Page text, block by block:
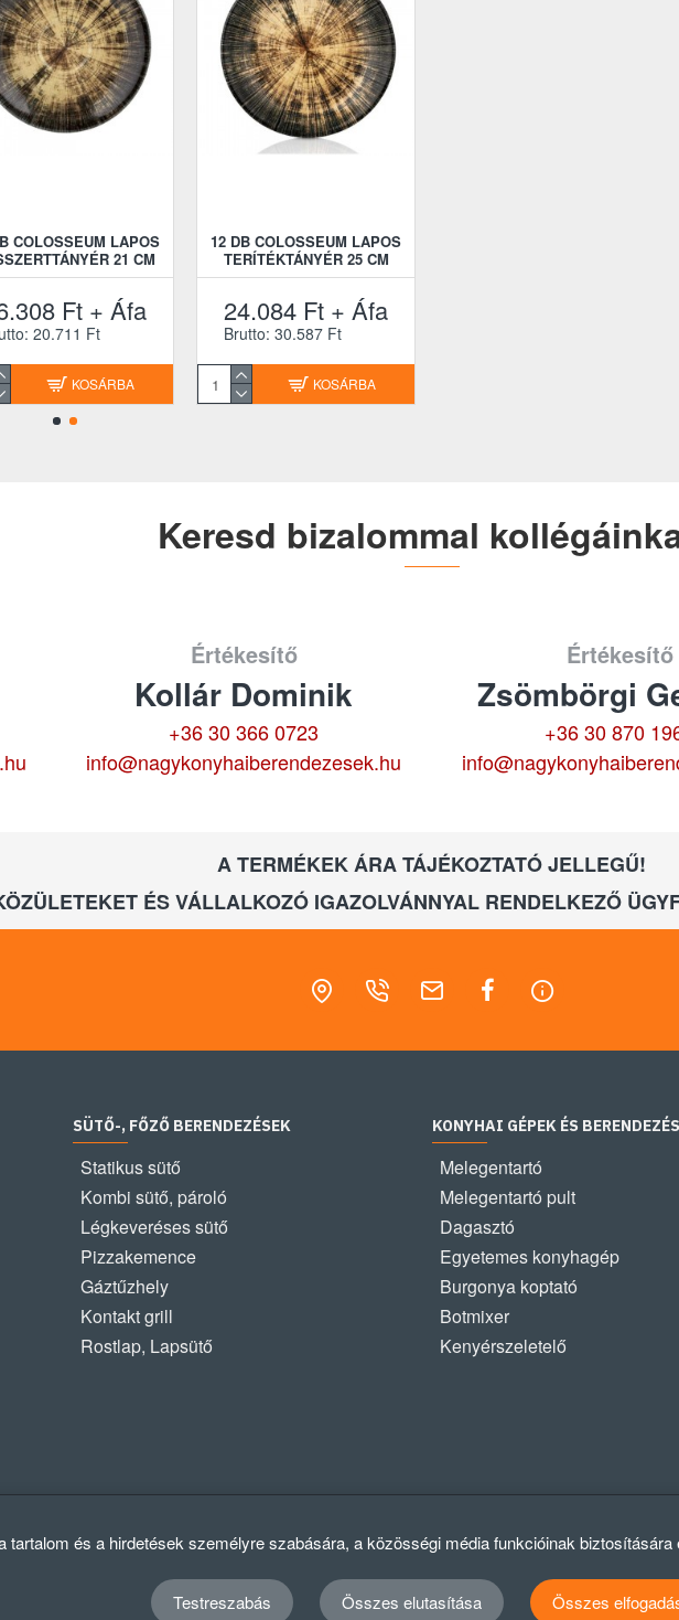
COLOSSEUM LAPOS
21 CM
Ft + Áfa
20.711 Ft
KOSÁRBA
12 DB COLOSSEUM LAPOS
TERÍTÉKTÁNYÉR 25 CM
24.084 Ft + Áfa
Brutto: 30.587 Ft
KOSÁRBA
Keresd bizalommal
Értékesítő
Kollár Dominik
+36 30 366 0723
info@nagykonyhaiberendezesek.hu
Értékesítő
Zsömbörgi
+36 30 870
A TERMÉKEK ÁRA TÁJÉKOZTATÓ JELLEGŰ!
ÉS VÁLLALKOZÓ IGAZOLVÁNNYAL RENDELKEZŐ
SÜTŐ-, FŐZŐ BERENDEZÉSEK
Statikus sütő
Kombi sütő, pároló
Légkeveréses sütő
Pizzakemence
Gáztűzhely
Kontakt grill
Rostlap, Lapsütő
KONYHAI GÉPEK ÉS
Melegentartó
Melegentartó pult
Dagasztó
Egyetemes konyhagép
Burgonya koptató
Botmixer
Kenyérszeletelő
tartalom és a hirdetések személyre szabására, a közösségi média funkcióinak
Testreszabás Összes elutasítása Összes